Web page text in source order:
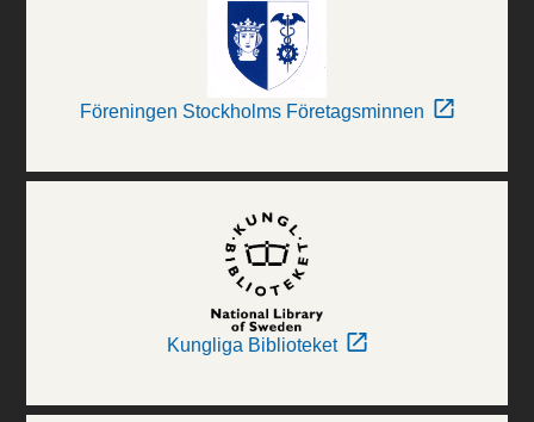
Föreningen Stockholms Företagsminnen
Kungliga Biblioteket